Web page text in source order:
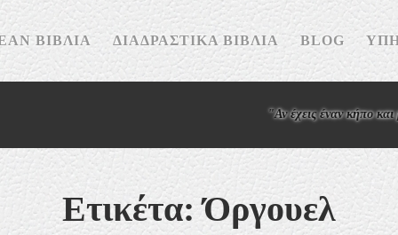
ΒΙΒΛΊΑ ΔΙΑΔΡΑΣΤΙΚΆ ΒΙΒΛΊΑ BLOG
"Αν έχεις έναν κήπο και μια
Ετικέτα:Όργουελ